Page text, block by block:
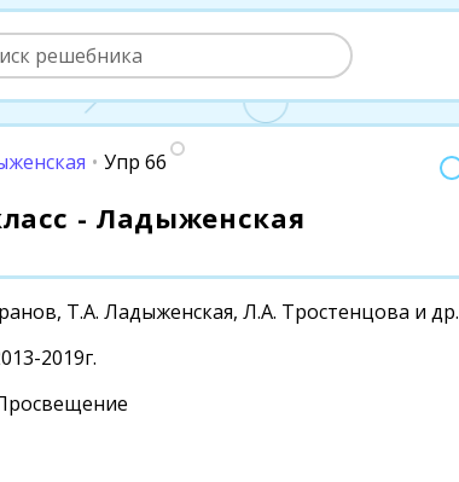
• Упр 66
- Ладыженская
Т.А. Ладыженская, Л.А. Тростенцова и др.
2019г.